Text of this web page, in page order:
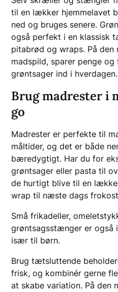
til en lækker hjemmelavet
ned og bruges senere.
også perfekt i en klassisk
pitabrød og wraps. På den
madspild, sparer penge
grøntsager ind i hverdagen.
Brug madrester i
go
Madrester er perfekte til
måltider, og det er både
bæredygtigt. Har du for
grøntsager eller pasta til
de hurtigt blive til en
wrap til næste dags
Små frikadeller,
grøntsagsstænger er også
især til børn.
Brug tætsluttende
frisk, og kombinér gerne
at skabe variation. På den